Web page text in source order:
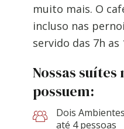
muito mais. O
incluso nas
servido das 7h as
Nossas
possuem:
Dois
até 4 pessoas